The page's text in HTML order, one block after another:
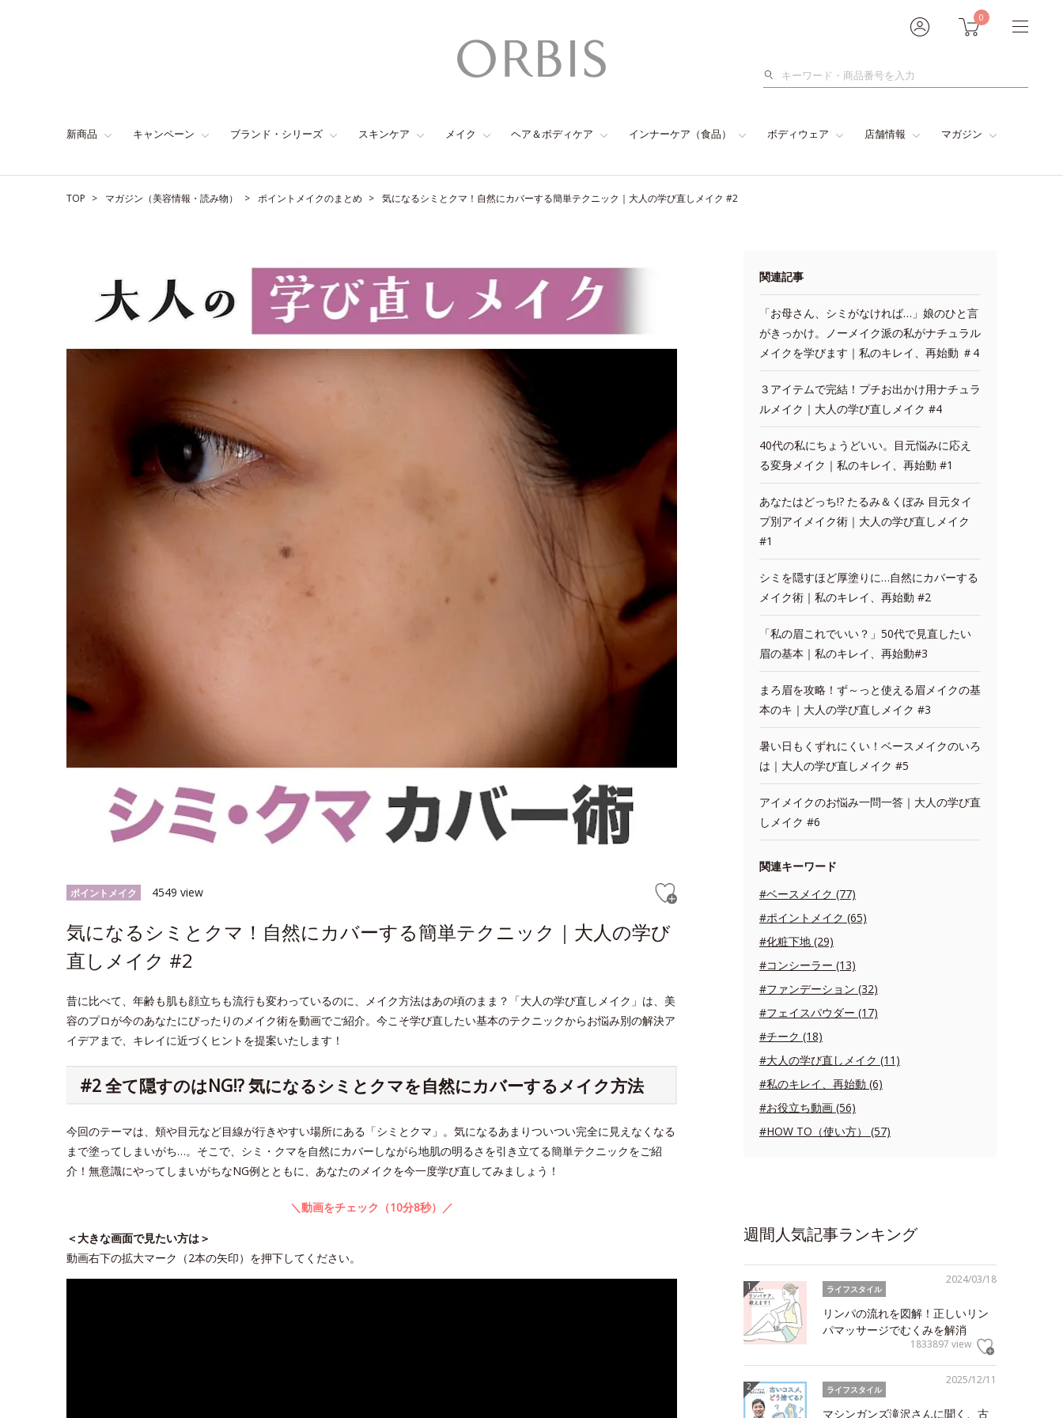
0
検
新商品 キャンペーン ブランド・シリーズ スキンケア メイク ヘア＆ボディケア インナーケア（食品） ボディウェア 店舗情報 マガジン
TOP マガジン（美容情報・読み物） ポイントメイクのまとめ 気になるシミとクマ！自然にカバーする簡単テクニック｜大人の学び直しメイク #2
ポイントメイク 4549 view
気になるシミとクマ！自然にカバーする簡単テクニック｜大人の学び
直しメイク #2
昔に比べて、年齢も肌も顔立ちも流行も変わっているのに、メイク方法はあの頃のまま？「大人の学び直しメイク」は、美
容のプロが今のあなたにぴったりのメイク術を動画でご紹介。今こそ学び直したい基本のテクニックからお悩み別の解決ア
イデアまで、キレイに近づくヒントを提案いたします！
#2 全て隠すのはNG!? 気になるシミとクマを自然にカバーするメイク方法
今回のテーマは、頬や目元など目線が行きやすい場所にある「シミとクマ」。気になるあまりついつい完全に見えなくなる
まで塗ってしまいがち…。そこで、シミ・クマを自然にカバーしながら地肌の明るさを引き立てる簡単テクニックをご紹
介！無意識にやってしまいがちなNG例とともに、あなたのメイクを今一度学び直してみましょう！
＼動画をチェック（10分8秒）／
＜大きな画面で見たい方は＞
動画右下の拡大マーク（2本の矢印）を押下してください。
関連記事
「お母さん、シミがなければ…」娘のひと言
がきっかけ。ノーメイク派の私がナチュラル
メイクを学びます｜私のキレイ、再始動 ＃4
３アイテムで完結！プチお出かけ用ナチュラ
ルメイク｜大人の学び直しメイク #4
40代の私にちょうどいい。目元悩みに応え
る変身メイク｜私のキレイ、再始動 #1
あなたはどっち!? たるみ＆くぼみ 目元タイ
プ別アイメイク術｜大人の学び直しメイク
#1
シミを隠すほど厚塗りに…自然にカバーする
メイク術｜私のキレイ、再始動 #2
「私の眉これでいい？」50代で見直したい
眉の基本｜私のキレイ、再始動#3
まろ眉を攻略！ず～っと使える眉メイクの基
本のキ｜大人の学び直しメイク #3
暑い日もくずれにくい！ベースメイクのいろ
は｜大人の学び直しメイク #5
アイメイクのお悩み一問一答｜大人の学び直
しメイク #6
関連キーワード
#ベースメイク (77)
#ポイントメイク (65)
#化粧下地 (29)
#コンシーラー (13)
#ファンデーション (32)
#フェイスパウダー (17)
#チーク (18)
#大人の学び直しメイク (11)
#私のキレイ、再始動 (6)
#お役立ち動画 (56)
#HOW TO（使い方） (57)
週間人気記事ランキング
2024/03/18
ライフスタイル
リンパの流れを図解！正しいリン
パマッサージでむくみを解消
1833897 view
2025/12/11
ライフスタイル
マシンガンズ滝沢さんに聞く、古